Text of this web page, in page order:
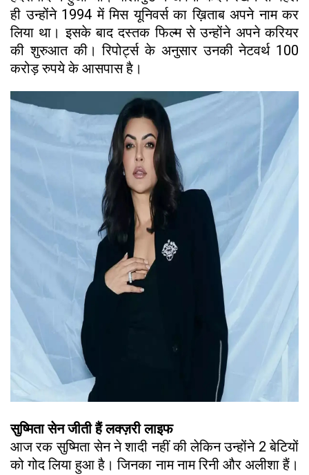
ही उन्होंने 1994 में मिस यूनिवर्स का ख़िताब अपने नाम कर
लिया था। इसके बाद दस्तक फिल्म से उन्होंने अपने करियर
की शुरुआत की। रिपोर्ट्स के अनुसार उनकी नेटवर्थ 100
करोड़ रुपये के आसपास है।
सुष्मिता सेन जीती हैं लक्ज़री लाइफ
आज रक सुष्मिता सेन ने शादी नहीं की लेकिन उन्होंने 2 बेटियों
को गोद लिया हुआ है। जिनका नाम नाम रिनी और अलीशा हैं।